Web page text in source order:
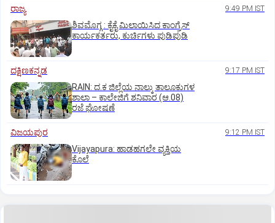
ರಾಜ್ಯ 9:49 PM IST
ಶಿವಮೊಗ್ಗ : ಕೈಕೈ ಮಿಲಾಯಿಸಿದ ಕಾಂಗ್ರೆಸ್
ಕಾರ್ಯಕರ್ತರು, ಕುರ್ಚಿಗಳು ಪುಡಿಪುಡಿ
ದಕ್ಷಿಣಕನ್ನಡ 9:17 PM IST
RAIN: ದ.ಕ ಜಿಲ್ಲೆಯ ನಾಲ್ಕು ತಾಲೂಕುಗಳ
ಶಾಲಾ – ಕಾಲೇಜಿಗೆ ಶನಿವಾರ (ಆ.08)
ರಜೆ ಘೋಷಣೆ
ವಿಜಯಪುರ 9:12 PM IST
Vijayapura: ಹಾಡಹಗಲೇ ವ್ಯಕ್ತಿಯ
ಕೊಲೆ